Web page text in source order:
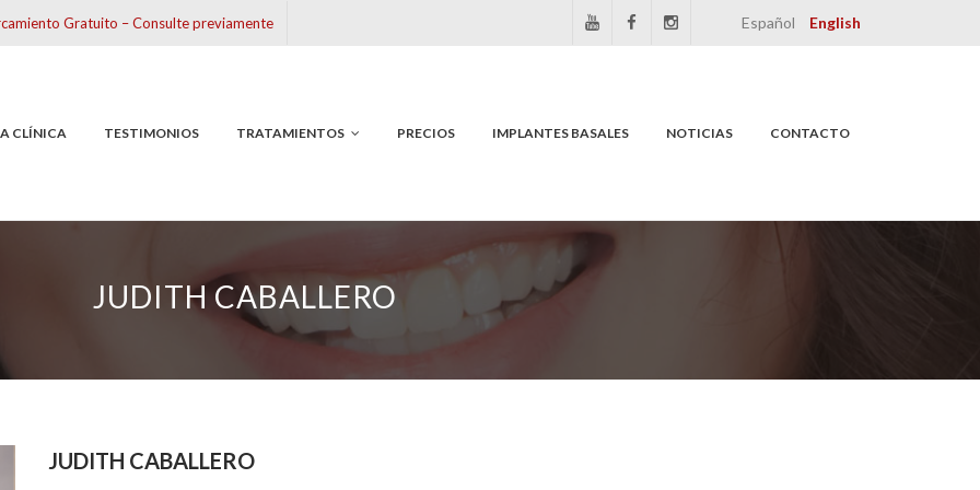
Gratuito – Consulte previamente Español
English
CLÍNICA TESTIMONIOS TRATAMIENTOS PRECIOS IMPLANTES BASALES NOTICIAS CONTACTO
JUDITH CABALLERO
JUDITH CABALLERO